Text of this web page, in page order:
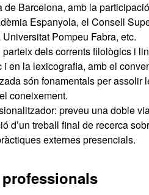
de Barcelona, amb la
Espanyola, el Consell
Pompeu Fabra, etc.
parteix dels corrents filològics i
i en la lexicografia, amb el
són fonamentals per assolir
coneixement.
preveu una doble
d’un treball final de recerca
externes presencials.